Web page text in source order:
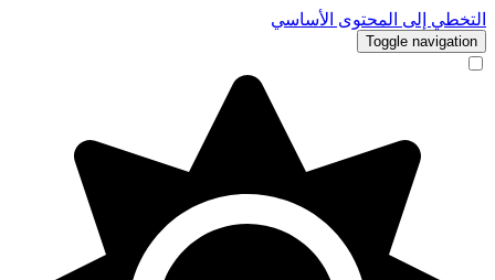
التخطي إلى المحتوى الأساسي
Toggle navigation